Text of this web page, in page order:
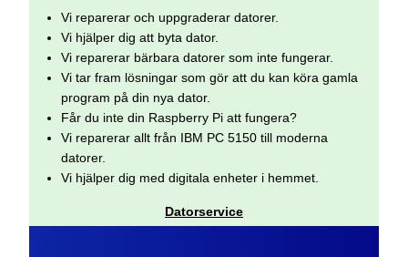
Vi reparerar och uppgraderar datorer.
Vi hjälper dig att byta dator.
Vi reparerar bärbara datorer som inte fungerar.
Vi tar fram lösningar som gör att du kan köra gamla
program på din nya dator.
Får du inte din Raspberry Pi att fungera?
Vi reparerar allt från IBM PC 5150 till moderna
datorer.
Vi hjälper dig med digitala enheter i hemmet.
Datorservice